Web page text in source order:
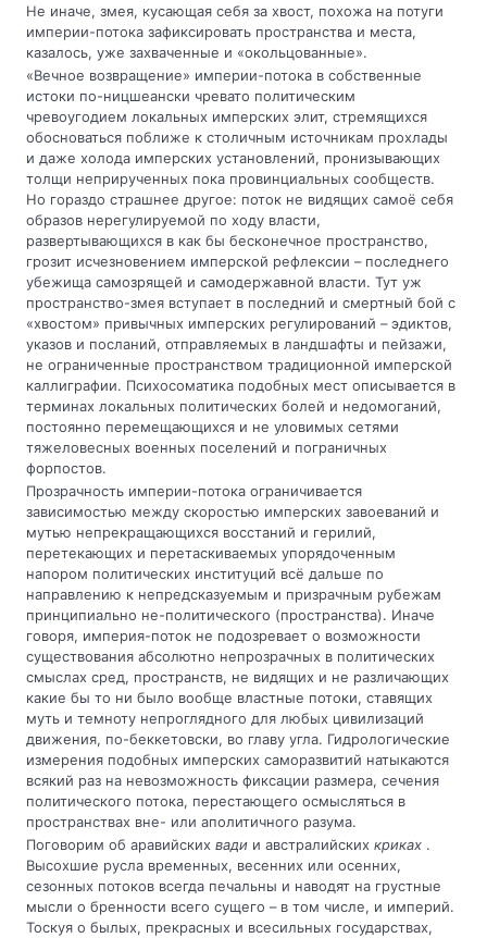
Не иначе, змея, кусающая себя за хвост, похожа на потуги
империи-потока зафиксировать пространства и места,
казалось, уже захваченные и «окольцованные».
«Вечное возвращение» империи-потока в собственные
истоки по-ницшеански чревато политическим
чревоугодием локальных имперских элит, стремящихся
обосноваться поближе к столичным источникам прохлады
и даже холода имперских установлений, пронизывающих
толщи неприрученных пока провинциальных сообществ.
Но гораздо страшнее другое: поток не видящих самоё себя
образов нерегулируемой по ходу власти,
развертывающихся в как бы бесконечное пространство,
грозит исчезновением имперской рефлексии – последнего
убежища самозрящей и самодержавной власти. Тут уж
пространство-змея вступает в последний и смертный бой с
«хвостом» привычных имперских регулирований – эдиктов,
указов и посланий, отправляемых в ландшафты и пейзажи,
не ограниченные пространством традиционной имперской
каллиграфии. Психосоматика подобных мест описывается в
терминах локальных политических болей и недомоганий,
постоянно перемещающихся и не уловимых сетями
тяжеловесных военных поселений и пограничных
форпостов.
Прозрачность империи-потока ограничивается
зависимостью между скоростью имперских завоеваний и
мутью непрекращающихся восстаний и герилий,
перетекающих и перетаскиваемых упорядоченным
напором политических институций всё дальше по
направлению к непредсказуемым и призрачным рубежам
принципиально не-политического (пространства). Иначе
говоря, империя-поток не подозревает о возможности
существования абсолютно непрозрачных в политических
смыслах сред, пространств, не видящих и не различающих
какие бы то ни было вообще властные потоки, ставящих
муть и темноту непроглядного для любых цивилизаций
движения, по-беккетовски, во главу угла. Гидрологические
измерения подобных имперских саморазвитий натыкаются
всякий раз на невозможность фиксации размера, сечения
политического потока, перестающего осмысляться в
пространствах вне- или аполитичного разума.
Поговорим об аравийских вади и австралийских криках .
Высохшие русла временных, весенних или осенних,
сезонных потоков всегда печальны и наводят на грустные
мысли о бренности всего сущего – в том числе, и империй.
Тоскуя о былых, прекрасных и всесильных государствах,